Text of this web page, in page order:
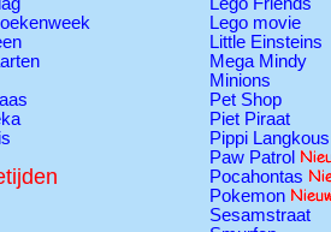
Lego movie
Little Einsteins
Mega Mindy
Minions
Pet Shop
Piet Piraat
Pippi Langkous
Paw Patrol
Pocahontas
Pokemon
Sesamstraat